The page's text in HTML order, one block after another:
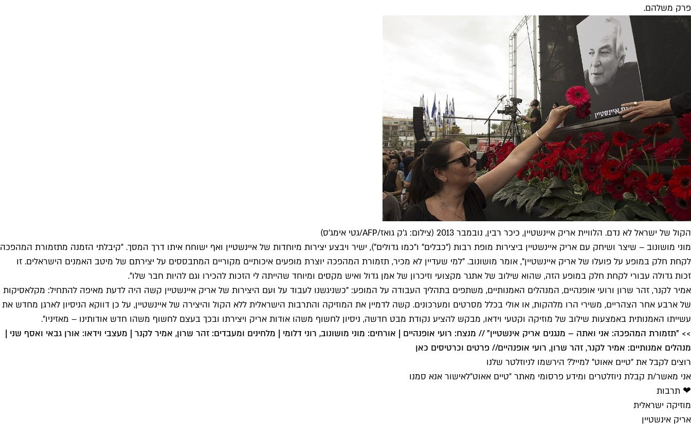
פרק משלהם.
הקול של ישראל לא נדם. הלוויית אריק איינשטיין, כיכר רבין, נובמבר 2013 (צילום: ג'ק גואז/AFP/גטי אימג'ס)
מוני מושונוב – שיצר ושיחק עם אריק איינשטיין ביצירות מופת רבות ("כבלים" ו"כמו גדולים"), ישיר ויבצע יצירות מיוחדות של איינשטיין ואף ישוחח איתו דרך המסך. "קיבלתי הזמנה מתזמורת המהפכה
לקחת חלק במופע על פועלו של אריק איינשטיין", אומר מושונוב. "למי שעדיין לא מכיר, תזמורת המהפכה יוצרת מופעים איכותיים מקוריים המתבססים על יצירתם של מיטב האמנים הישראלים. זו
זכות גדולה עבורי לקחת חלק במופע הזה, שהוא שילוב של אתגר מקצועי וזיכרון של אמן גדול ואיש מקסים ומיוחד שהייתה לי הזכות להכירו וגם להיות חבר שלו".
אמיר לקנר, זהר שרון ורועי אופנהיים, המנהלים האמנותיים, משתפים בתהליך העבודה על המופע: "כשניגשנו לעבוד על ועם היצירות של אריק איינשטיין קשה היה לדעת מאיפה להתחיל: מקלאסיקות
של ארבע אחר הצהריים, משירי הרו מלהקות, או אולי בכלל מסרטים ומערכונים. קשה לדמיין את המוזיקה והתרבות הישראלית ללא הקול והיצירה של איינשטיין, על כן דווקא הניסיון לארגן מחדש את
עשייתו האמנותית באמצעות שילוב של מוזיקה וקטעי וידאו, מבקש להציע נקודת מבט חדשה, ניסיון לחשוף משהו אודות אריק ויצירתו ובכך בעצם לחשוף משהו חדש אודותינו – מאזיניו".
>> "תזמורת המהפכה: אני ואתה – מנגנים אריק אינשטיין" // מנצח: רועי אופנהיים | אורחים: מוני מושונוב, רוני דלומי | מלחינים ומעבדים: זהר שרון, אמיר לקנר | מעצבי וידאו: אורן גבאי ואסף שני |
מנהלים אמנותיים: אמיר לקנר, זהר שרון, רועי אופנהיים// פרטים וכרטיסים כאן
רוצים לקבל את ״טיים אאוט״ למייל? הירשמו לניוזלטר שלנו
אני מאשר/ת קבלת ניוזלטרים ומידע פרסומי מאתר ״טיים אאוט״לאישור אנא סמנו
❤ תרבות
מוזיקה ישראלית
אריק אינשטיין